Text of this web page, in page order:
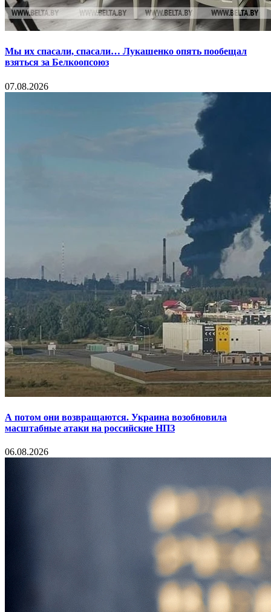
Мы их спасали, спасали… Лукашенко опять пообещал
взяться за Белкоопсоюз
07.08.2026
А потом они возвращаются. Украина возобновила
масштабные атаки на российские НПЗ
06.08.2026